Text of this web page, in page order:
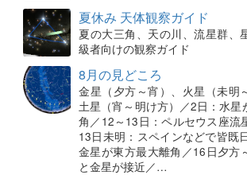
夏休み 天体観察ガイド
夏の大三角、天の川、流星群、
級者向けの観察ガイド
8月の見どころ
金星（夕方～宵）、火星（未明
土星（宵～明け方）／2日：水星
角／12～13日：ペルセウス座流
13日未明：スペインなどで皆既
金星が東方最大離角／16日夕方
と金星が接近／…